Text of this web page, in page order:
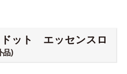
ット エッセンスロ
品)